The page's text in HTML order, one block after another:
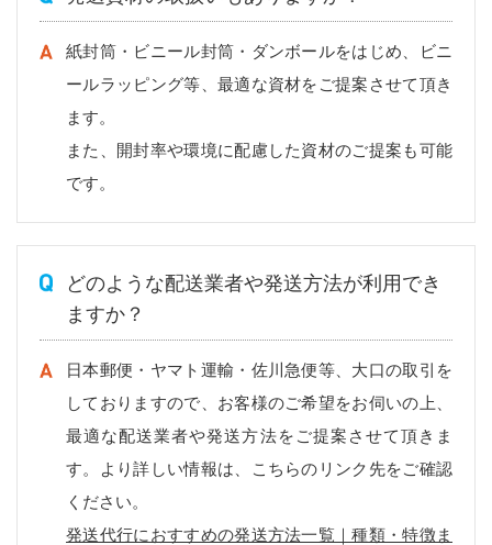
紙封筒・ビニール封筒・ダンボールをはじめ、ビニ
ールラッピング等、最適な資材をご提案させて頂き
ます。
また、開封率や環境に配慮した資材のご提案も可能
です。
どのような配送業者や発送方法が利用でき
ますか？
日本郵便・ヤマト運輸・佐川急便等、大口の取引を
しておりますので、お客様のご希望をお伺いの上、
最適な配送業者や発送方法をご提案させて頂きま
す。より詳しい情報は、こちらのリンク先をご確認
ください。
発送代行におすすめの発送方法一覧｜種類・特徴ま